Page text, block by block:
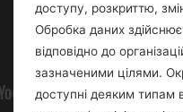
доступу, розкриттю,
Обробка даних
відповідно до
зазначеними цілями.
доступні деяким типам